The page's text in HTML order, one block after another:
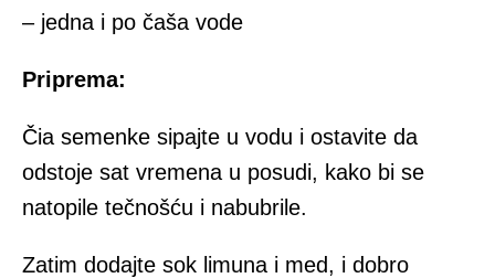
– jedna i po čaša vode
Priprema:
Čia semenke sipajte u vodu i ostavite da
odstoje sat vremena u posudi, kako bi se
natopile tečnošću i nabubrile.
Zatim dodajte sok limuna i med, i dobro